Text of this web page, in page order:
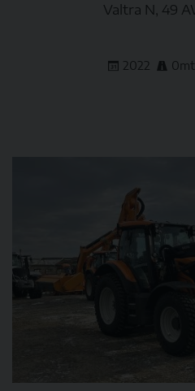
Valtra N, 49
2022